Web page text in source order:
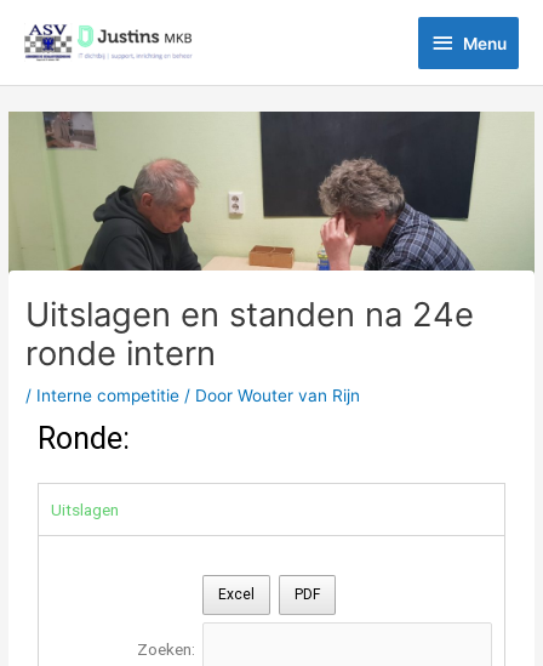
naar
inhoud
Menu
Menu
Uitslagen en standen na 24e
ronde intern
/ Interne competitie / DoorWouter van Rijn
Ronde:
Uitslagen
Excel PDF
Zoeken:
Bericht
navigatie